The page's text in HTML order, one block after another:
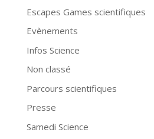
Escapes Games scientifiques
Evènements
Infos Science
Non classé
Parcours scientifiques
Presse
Samedi Science